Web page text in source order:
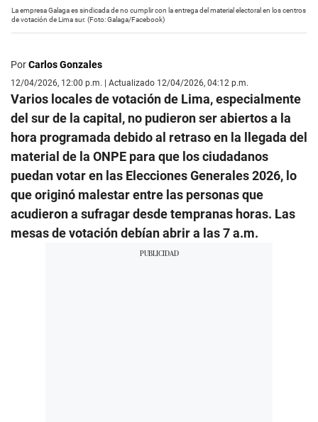
La empresa Galaga es sindicada de no cumplir con la entrega del material electoral en los centros
de votación de Lima sur. (Foto: Galaga/Facebook)
PorCarlos Gonzales
12/04/2026, 12:00 p.m. | Actualizado 12/04/2026, 04:12 p.m.
Varios locales de votación de Lima, especialmente
del sur de la capital, no pudieron ser abiertos a la
hora programada debido al retraso en la llegada del
material de la ONPE para que los ciudadanos
puedan votar en las Elecciones Generales 2026, lo
que originó malestar entre las personas que
acudieron a sufragar desde tempranas horas. Las
mesas de votación debían abrir a las 7 a.m.